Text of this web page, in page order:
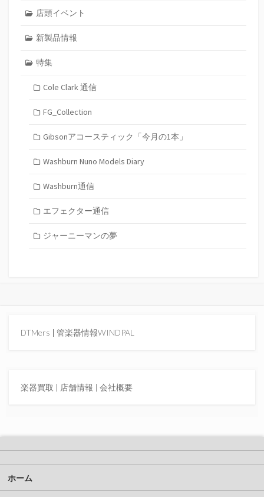
店頭イベント
新製品情報
特集
Cole Clark 通信
FG_Collection
Gibsonアコースティック「今月の1本」
Washburn Nuno Models Diary
Washburn通信
エフェクター通信
ジャーニーマンの夢
DTMers | 管楽器情報WINDPAL
楽器買取 | 店舗情報 | 会社概要
ホーム